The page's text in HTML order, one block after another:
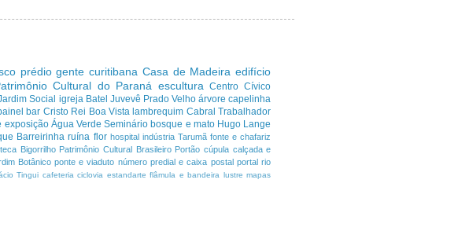
prédio gente curitibana Casa de Madeira edifício
Cultural do Paraná escultura
Centro Cívico
Social igreja Batel Juvevê Prado Velho árvore capelinha
bar Cristo Rei Boa Vista lambrequim Cabral Trabalhador
exposição Água Verde Seminário bosque e mato Hugo Lange
Barreirinha ruína flor hospital indústria Tarumã fonte e chafariz
Bigorrilho Patrimônio Cultural Brasileiro Portão cúpula calçada e
Botânico ponte e viaduto número predial e caixa postal portal rio
Tingui cafeteria ciclovia estandarte flâmula e bandeira lustre mapas